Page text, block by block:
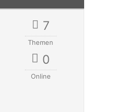
7
Themen
0
Online